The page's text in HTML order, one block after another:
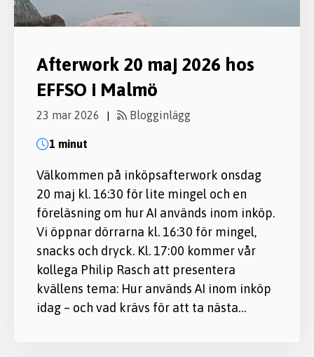
Afterwork 20 maj 2026 hos
EFFSO i Malmö
23 mar 2026 | Blogginlägg
1 minut
Välkommen på inköpsafterwork onsdag
20 maj kl. 16:30 för lite mingel och en
föreläsning om hur AI används inom inköp.
Vi öppnar dörrarna kl. 16:30 för mingel,
snacks och dryck. Kl. 17:00 kommer vår
kollega Philip Rasch att presentera
kvällens tema: Hur används AI inom inköp
idag – och vad krävs för att ta nästa…